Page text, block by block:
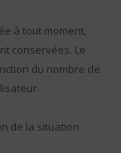
à tout moment,
conservées. Le
du nombre de
de la situation